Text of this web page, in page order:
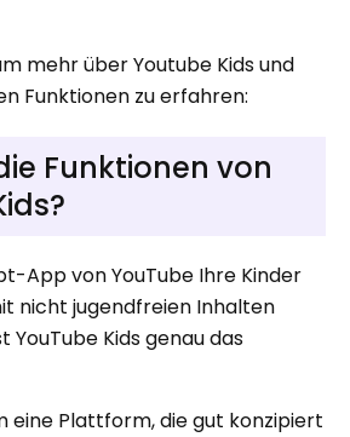
mehr über Youtube Kids und
Funktionen zu erfahren:
Funktionen von
App von YouTube Ihre Kinder
nicht jugendfreien Inhalten
Kids genau das
eine Plattform, die gut konzipiert